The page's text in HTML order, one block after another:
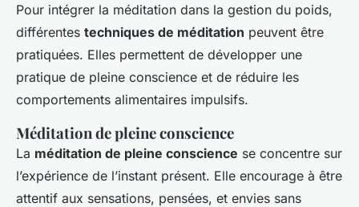
Pour intégrer la méditation dans la gestion du poids,
différentes techniques de méditation peuvent être
pratiquées. Elles permettent de développer une
pratique de pleine conscience et de réduire les
comportements alimentaires impulsifs.
Méditation de pleine conscience
La méditation de pleine conscience se concentre sur
l’expérience de l’instant présent. Elle encourage à être
attentif aux sensations, pensées, et envies sans